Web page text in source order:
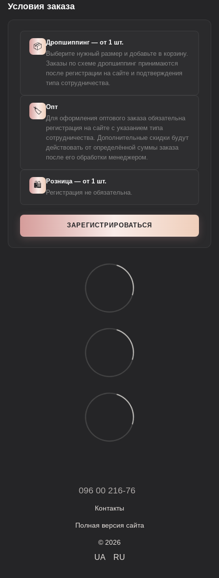
Условия заказа
📦 Дропшиппинг — от 1 шт.
Выберите нужный размер и добавьте в корзину.
Заказы по схеме дропшиппинг принимаются
после регистрации на сайте и подтверждения
типа сотрудничества.
🏷️ Опт
Для оформления оптового заказа обязательна
регистрация на сайте с указанием типа
сотрудничества. Дополнительные скидки будут
действовать от определённой суммы заказа
после его обработки менеджером.
🛍️ Розница — от 1 шт.
Регистрация не обязательна.
ЗАРЕГИСТРИРОВАТЬСЯ
096 00 216-76
Контакты
Полная версия сайта
© 2026
UA RU